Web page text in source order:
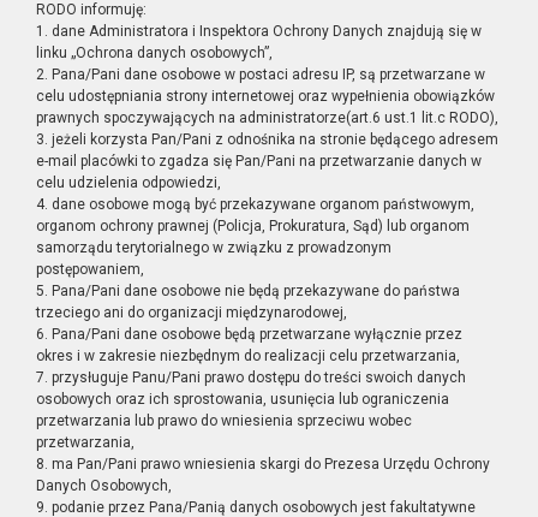
RODO informuję:
1. dane Administratora i Inspektora Ochrony Danych znajdują się w
linku „Ochrona danych osobowych”,
2. Pana/Pani dane osobowe w postaci adresu IP, są przetwarzane w
celu udostępniania strony internetowej oraz wypełnienia obowiązków
prawnych spoczywających na administratorze(art.6 ust.1 lit.c RODO),
3. jeżeli korzysta Pan/Pani z odnośnika na stronie będącego adresem
e-mail placówki to zgadza się Pan/Pani na przetwarzanie danych w
celu udzielenia odpowiedzi,
4. dane osobowe mogą być przekazywane organom państwowym,
organom ochrony prawnej (Policja, Prokuratura, Sąd) lub organom
samorządu terytorialnego w związku z prowadzonym
postępowaniem,
5. Pana/Pani dane osobowe nie będą przekazywane do państwa
trzeciego ani do organizacji międzynarodowej,
6. Pana/Pani dane osobowe będą przetwarzane wyłącznie przez
okres i w zakresie niezbędnym do realizacji celu przetwarzania,
7. przysługuje Panu/Pani prawo dostępu do treści swoich danych
osobowych oraz ich sprostowania, usunięcia lub ograniczenia
przetwarzania lub prawo do wniesienia sprzeciwu wobec
przetwarzania,
8. ma Pan/Pani prawo wniesienia skargi do Prezesa Urzędu Ochrony
Danych Osobowych,
9. podanie przez Pana/Panią danych osobowych jest fakultatywne